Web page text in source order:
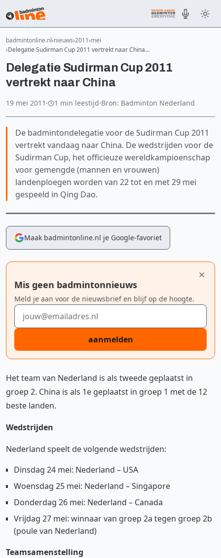
badmintonline.nl nieuws 2011 mei
Delegatie Sudirman Cup 2011 vertrekt naar China…
Delegatie Sudirman Cup 2011
vertrekt naar China
19 mei 2011 · 1 min leestijd·Bron: Badminton Nederland
De badmintondelegatie voor de Sudirman Cup 2011
vertrekt vandaag naar China. De wedstrijden voor de
Sudirman Cup, het officieuze wereldkampioenschap
voor gemengde (mannen en vrouwen)
landenploegen worden van 22 tot en met 29 mei
gespeeld in Qing Dao.
Maak badmintonline.nl je Google-favoriet
Mis geen badmintonnieuws
Meld je aan voor de nieuwsbrief en blijf op de hoogte.
E-mailadres
aanmelden
Het team van Nederland is als tweede geplaatst in
groep 2. China is als 1e geplaatst in groep 1 met de 12
beste landen.
Wedstrijden
Nederland speelt de volgende wedstrijden:
Dinsdag 24 mei: Nederland – USA
Woensdag 25 mei: Nederland – Singapore
Donderdag 26 mei: Nederland – Canada
Vrijdag 27 mei: winnaar van groep 2a tegen groep 2b
(poule van Nederland)
Teamsamenstelling